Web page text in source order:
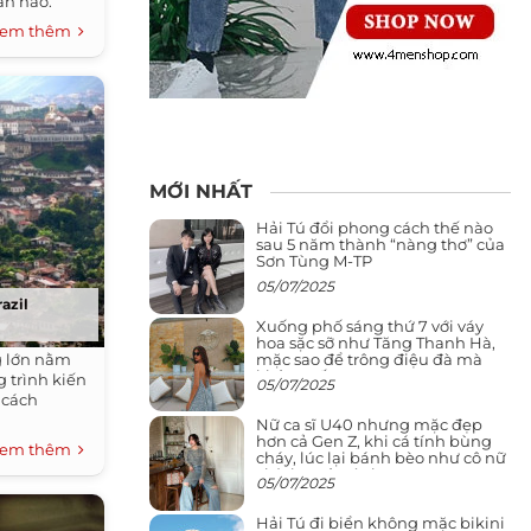
thêm
lớn nằm
trình kiến
thêm
MỚI NHẤT
Hải Tú đổi phong cách thế nào
sau 5 năm thành “nàng thơ” của
Sơn Tùng M-TP
05/07/2025
Xuống phố sáng thứ 7 với váy
hoa sặc sỡ như Tăng Thanh Hà,
mặc sao để trông điệu đà mà
không sến
05/07/2025
Nữ ca sĩ U40 nhưng mặc đẹp
hơn cả Gen Z, khi cá tính bùng
cháy, lúc lại bánh bèo như cô nữ
chính ngôn tình
05/07/2025
Hải Tú đi biển không mặc bikini